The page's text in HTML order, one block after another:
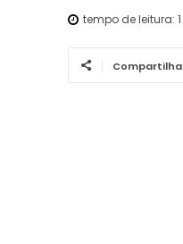
tempo de leitura: 1